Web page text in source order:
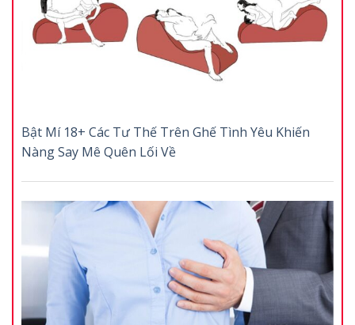
Bật Mí 18+ Các Tư Thế Trên Ghế Tình Yêu Khiến
Nàng Say Mê Quên Lối Về